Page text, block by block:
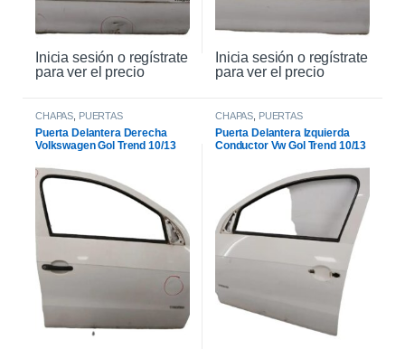
Inicia sesión o regístrate
para ver el precio
Inicia sesión o regístrate
para ver el precio
CHAPAS PUERTAS
Puerta Delantera Derecha
Volkswagen Gol Trend 10/13
CHAPAS PUERTAS
Puerta Delantera Izquierda
Conductor Vw Gol Trend 10/13